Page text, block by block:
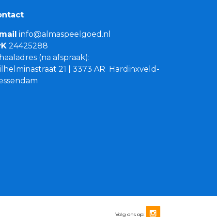
info@almaspeelgoed.nl
24425288
(na afspraak):
21 | 3373 AR Hardinxveld-
Volg ons op: